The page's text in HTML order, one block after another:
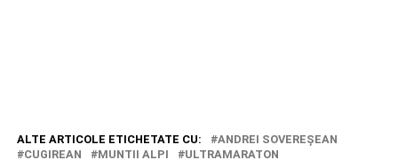
ALTE ARTICOLE ETICHETATE CU:
ANDREI SOVEREŞEAN
CUGIREAN
MUNTII ALPI ULTRAMARATON